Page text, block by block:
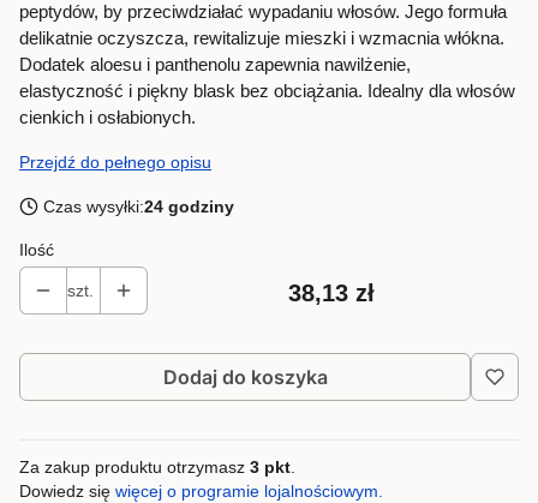
peptydów, by przeciwdziałać wypadaniu włosów. Jego formuła
delikatnie oczyszcza, rewitalizuje mieszki i wzmacnia włókna.
Dodatek aloesu i panthenolu zapewnia nawilżenie,
elastyczność i piękny blask bez obciążania. Idealny dla włosów
cienkich i osłabionych.
Przejdź do pełnego opisu
Czas wysyłki:24 godziny
Ilość
szt. Cena
38,13 zł
Dodaj do koszyka
Za zakup produktu otrzymasz 3 pkt.
Dowiedz się więcej o programie lojalnościowym.